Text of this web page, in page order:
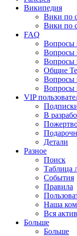
Википедия
Вики по
Вики по
FAQ
Вопросы
Вопросы
Вопросы
Общие
Вопросы
Вопросы
VIP
В
Детали
Разное
Поиск
Таблица
События
Правила
Наша
Вся
Больше
Больше